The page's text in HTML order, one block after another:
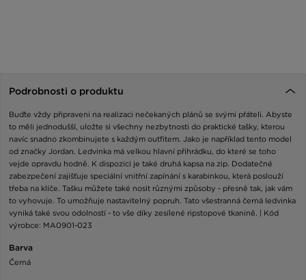
Podrobnosti o produktu
Buďte vždy připraveni na realizaci nečekaných plánů se svými přáteli. Abyste
to měli jednodušší, uložte si všechny nezbytnosti do praktické tašky, kterou
navíc snadno zkombinujete s každým outfitem. Jako je například tento model
od značky Jordan. Ledvinka má velkou hlavní přihrádku, do které se toho
vejde opravdu hodně. K dispozici je také druhá kapsa na zip. Dodatečné
zabezpečení zajišťuje speciální vnitřní zapínání s karabinkou, která poslouží
třeba na klíče. Tašku můžete také nosit různými způsoby - přesně tak, jak vám
to vyhovuje. To umožňuje nastavitelný popruh. Tato všestranná černá ledvinka
vyniká také svou odolností - to vše díky zesílené ripstopové tkanině. | Kód
výrobce: MA0901-023
Barva
Černá